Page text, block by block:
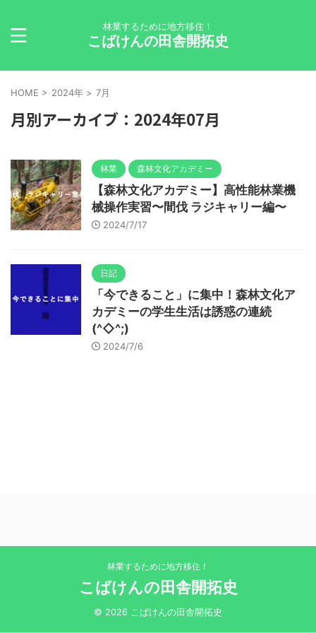
林業するために地方移住！
こばけんの田舎開拓史
HOME > 2024年 > 7月
月別アーカイブ：2024年07月
林業 森林文化アカデミー
【森林文化アカデミー】高性能林業機
械操作実習〜間伐 ラジキャリー編〜
2024/7/17
日記
「今できること」に集中！森林文化ア
カデミーの学生生活は誘惑の連続
(^◇^;)
2024/7/6
林業するために地方移住！
こばけんの田舎開拓史
© 2026 こばけんの田舎開拓史